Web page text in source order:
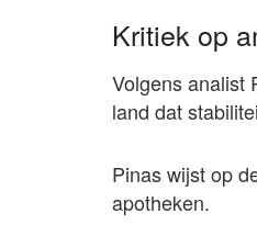
Kritiek op
Volgens analist
land dat
Pinas wijst op
apotheken.